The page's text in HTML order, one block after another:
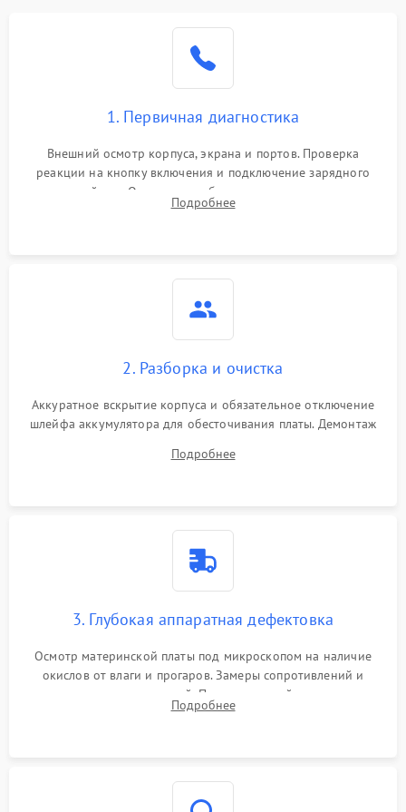
1. Первичная диагностика
Внешний осмотр корпуса, экрана и портов. Проверка
реакции на кнопку включения и подключение зарядного
устройства. Оценка потребления тока с помощью
лабораторного блока питания для локализации проблемы.
Подробнее
2. Разборка и очистка
Аккуратное вскрытие корпуса и обязательное отключение
шлейфа аккумулятора для обесточивания платы. Демонтаж
высохшей термопасты с кристаллов чипов.
Подробнее
3. Глубокая аппаратная дефектовка
Осмотр материнской платы под микроскопом на наличие
окислов от влаги и прогаров. Замеры сопротивлений и
дежурных напряжений. Проверка цепей питания,
мультиконтроллера, процессора и видеочипа.
Подробнее